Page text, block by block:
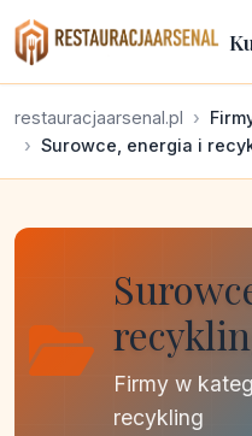
restauracjaarsenal.pl
Surowce, energia i
Firmy w
recykling